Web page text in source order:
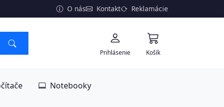
O nás Kontakt Reklamácie
Prihlásenie Košík
Notebooky